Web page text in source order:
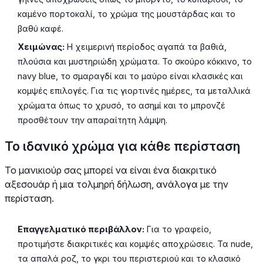
καμένο πορτοκαλί, το χρώμα της μουστάρδας και το
βαθύ καφέ.
Χειμώνας: Η χειμερινή περίοδος αγαπά τα βαθιά,
πλούσια και μυστηριώδη χρώματα. Το σκούρο κόκκινο, το
navy blue, το σμαραγδί και το μαύρο είναι κλασικές και
κομψές επιλογές. Για τις γιορτινές ημέρες, τα μεταλλικά
χρώματα όπως το χρυσό, το ασημί και το μπρονζέ
προσθέτουν την απαραίτητη λάμψη.
Το ιδανικό χρώμα για κάθε περίσταση
Το μανικιούρ σας μπορεί να είναι ένα διακριτικό
αξεσουάρ ή μια τολμηρή δήλωση, ανάλογα με την
περίσταση.
Επαγγελματικό περιβάλλον: Για το γραφείο,
προτιμήστε διακριτικές και κομψές αποχρώσεις. Τα nude,
τα απαλά ροζ, το γκρι του περιστεριού και το κλασικό